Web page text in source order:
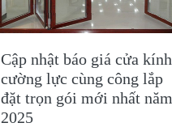
Cập nhật báo giá cửa kính
cường lực cùng công lắp
đặt trọn gói mới nhất năm
2025